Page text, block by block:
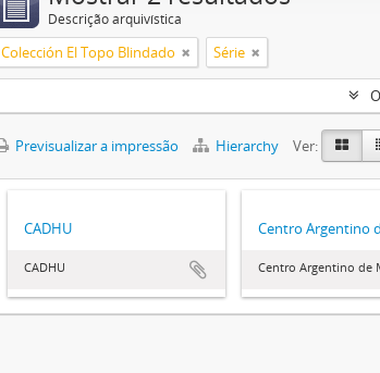
Descrição arquivística
Colección El Topo Blindado Série
Previsualizar a impressão Hierarchy Ver:
CADHU
CADHU
Centro Argentino
Centro Argentino de